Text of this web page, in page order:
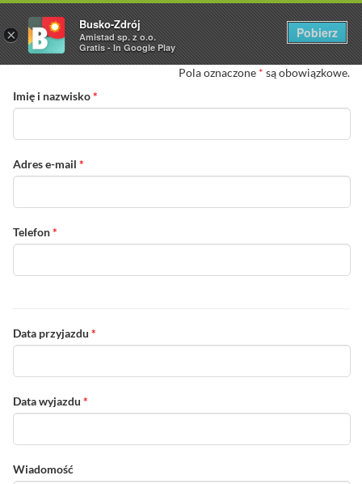
Pola oznaczone * są obowiązkowe.
Imię i nazwisko*
Adres e-mail *
Telefon*
Data przyjazdu *
Data wyjazdu *
Wiadomość
×
Busko-Zdrój
Amistad sp. z o.o.
Gratis - In Google Play
Pobierz